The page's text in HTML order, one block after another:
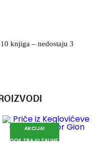
knjiga – nedostaju 3
AKCIJA!
DOK TRAJU ZALIHE.